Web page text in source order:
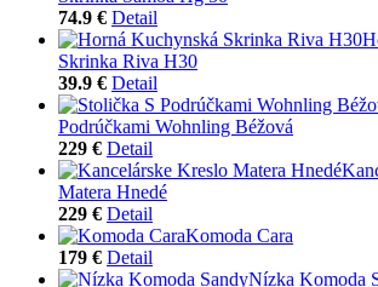
74.9 € Detail
Skrinka Riva H30
39.9 € Detail
Podrúčkami Wohnling Béžová
229 € Detail
Matera Hnedé
229 € Detail
Komoda Cara
179 € Detail
Nízka Komoda